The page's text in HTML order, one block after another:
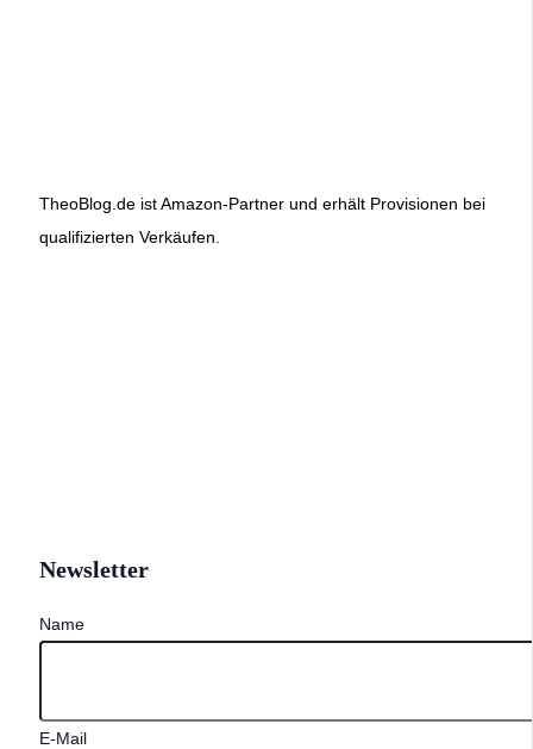
TheoBlog.de ist Amazon-Partner und erhält Provisionen bei
qualifizierten Verkäufen.
Newsletter
Name
E-Mail